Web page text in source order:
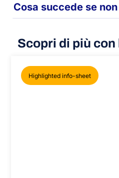
Cosa succede se
Scopri di più
Highlighted info-sheet